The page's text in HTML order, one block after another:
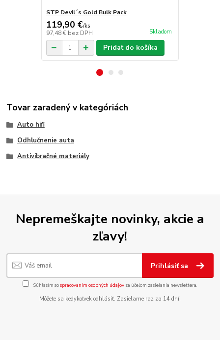
STP Devil´s Gold Bulk Pack
119,90 €/ks
97,48 € bez DPH Skladom
Pridať do košíka
Tovar zaradený v kategóriách
Auto hifi
Odhlučnenie auta
Antivibračné materiály
Nepremeškajte novinky, akcie a
zľavy!
Prihlásiť sa
Súhlasím sospracovaním osobných údajov za účelom zasielania newslettera.
Môžete sa kedykoľvek odhlásiť. Zasielame raz za 14 dní.